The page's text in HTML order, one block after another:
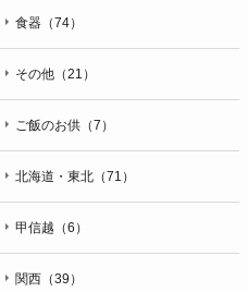
食器（74）
その他（21）
ご飯のお供（7）
北海道・東北（71）
甲信越（6）
関西（39）